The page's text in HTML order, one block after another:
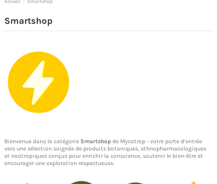
Accueil Smartshop
Smartshop
Bienvenue dans la catégorie Smartshop de Mycotrop - votre porte d’entrée
vers une sélection soignée de produits botaniques ethnopharmacologiques
et nootropiques conçus pourenrichir la conscience , soutenir le bien-être et
encourager une exploration respectueuse.